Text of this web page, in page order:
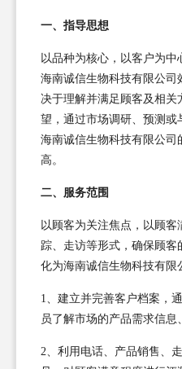
一、指导思想
以品种为核心，以客户为中
海南诚信生物科技有限公司
决于理解并满足顾客及相关
望，通过市场调研、预测或
海南诚信生物科技有限公司
高。
二、服务范围
以顾客为关注焦点，以顾
踪、走访等形式，确保顾
化为海南诚信生物科技有限
1、建立并完善客户档案，
员了解市场的产品需求信息
2、利用电话、产品销售、